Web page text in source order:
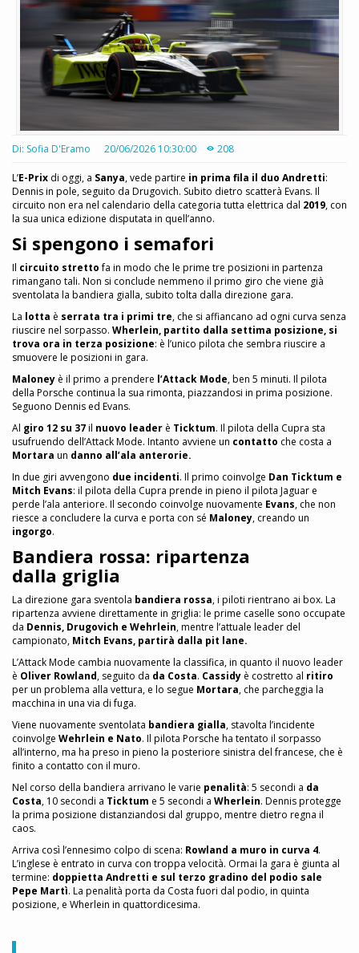
Di: Sofia D'Eramo 20/06/2026 10:30:00 208
L’E-Prix di oggi, a Sanya, vede partire in prima fila il duo Andretti:
Dennis in pole, seguito da Drugovich. Subito dietro scatterà Evans. Il
circuito non era nel calendario della categoria tutta elettrica dal 2019, con
la sua unica edizione disputata in quell’anno.
Si spengono i semafori
Il circuito strettofa in modo che le prime tre posizioni in partenza
rimangano tali. Non si conclude nemmeno il primo giro che viene già
sventolata la bandiera gialla, subito tolta dalla direzione gara.
La lotta è serrata tra i primi tre, che si affiancano ad ogni curva senza
riuscire nel sorpasso. Wherlein, partito dalla settima posizione, si
trova ora in terza posizione: è l’unico pilota che sembra riuscire a
smuovere le posizioni in gara.
Maloney è il primo a prendere l’Attack Mode, ben 5 minuti. Il pilota
della Porsche continua la sua rimonta, piazzandosi in prima posizione.
Seguono Dennis ed Evans.
Al giro 12 su 37il nuovo leader è Ticktum. Il pilota della Cupra sta
usufruendo dell’Attack Mode. Intanto avviene un contatto che costa a
Mortara un danno all’ala anterorie.
In due giri avvengono due incidenti. Il primo coinvolge Dan Ticktum e
Mitch Evans: il pilota della Cupra prende in pieno il pilota Jaguar e
perde l’ala anteriore. Il secondo coinvolge nuovamente Evans, che non
riesce a concludere la curva e porta con sé Maloney, creando un
ingorgo.
Bandiera rossa: ripartenza
dalla griglia
La direzione gara sventola bandiera rossa, i piloti rientrano ai box. La
ripartenza avviene direttamente in griglia: le prime caselle sono occupate
da Dennis, Drugovich e Wehrlein, mentre l’attuale leader del
campionato, Mitch Evans, partirà dalla pit lane.
L’Attack Mode cambia nuovamente la classifica, in quanto il nuovo leader
è Oliver Rowland, seguito da da Costa. Cassidy è costretto al ritiro
per un problema alla vettura, e lo segue Mortara, che parcheggia la
macchina in una via di fuga.
Viene nuovamente sventolata bandiera gialla, stavolta l’incidente
coinvolge Wehrlein e Nato. Il pilota Porsche ha tentato il sorpasso
all’interno, ma ha preso in pieno la posteriore sinistra del francese, che è
finito a contatto con il muro.
Nel corso della bandiera arrivano le varie penalità: 5 secondi a da
Costa, 10 secondi a Ticktum e 5 secondi a Wherlein. Dennis protegge
la prima posizione distanziandosi dal gruppo, mentre dietro regna il
caos.
Arriva così l’ennesimo colpo di scena: Rowland a muro in curva 4.
L’inglese è entrato in curva con troppa velocità. Ormai la gara è giunta al
termine: doppietta Andretti e sul terzo gradino del podio sale
Pepe Martì. La penalità porta da Costa fuori dal podio, in quinta
posizione, e Wherlein in quattordicesima.